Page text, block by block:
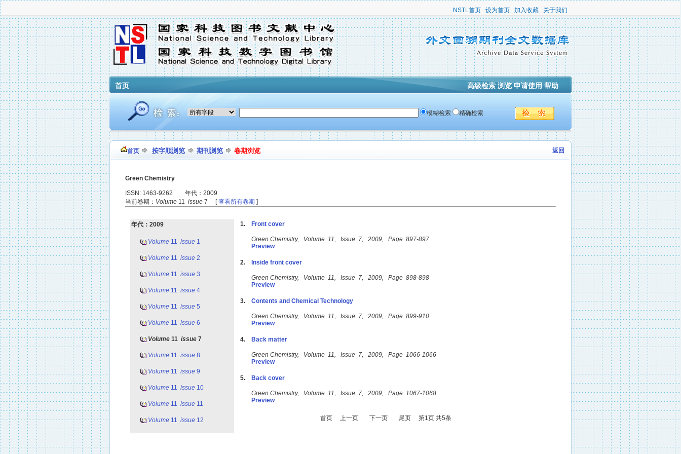
NSTL首页 设为首页 加入收藏 关于我们
首页 高级检索 浏览 申请使用 帮助
模糊检索 精确检索
首页 按字顺浏览 期刊浏览 卷期浏览 返回
Green Chemistry
ISSN: 1463-9262 年代：2009
当前卷期： Volume 11 issue 7 [查看所有卷期 ]
年代：2009
Volume 11 issue 1
Volume 11 issue 2
Volume 11 issue 3
Volume 11 issue 4
Volume 11 issue 5
Volume 11 issue 6
Volume 11 issue 7
Volume 11 issue 8
Volume 11 issue 9
Volume 11 issue 10
Volume 11 issue 11
Volume 11 issue 12
1. Front cover
Green Chemistry, Volume 11, Issue 7, 2009, Page 897-897
Preview
2. Inside front cover
Green Chemistry, Volume 11, Issue 7, 2009, Page 898-898
Preview
3. Contents and Chemical Technology
Green Chemistry, Volume 11, Issue 7, 2009, Page 899-910
Preview
4. Back matter
Green Chemistry, Volume 11, Issue 7, 2009, Page 1066-1066
Preview
5. Back cover
Green Chemistry, Volume 11, Issue 7, 2009, Page 1067-1068
Preview
首页 上一页 下一页 尾页 第1页 共5条